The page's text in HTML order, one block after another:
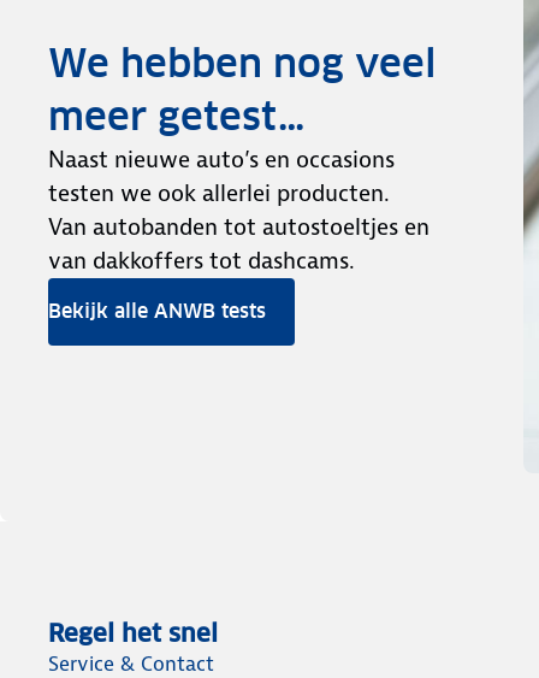
We hebben nog veel
meer getest…
Naast nieuwe auto’s en occasions
testen we ook allerlei producten.
Van autobanden tot autostoeltjes en
van dakkoffers tot dashcams.
Bekijk alle ANWB tests
Regel het snel
Service & Contact